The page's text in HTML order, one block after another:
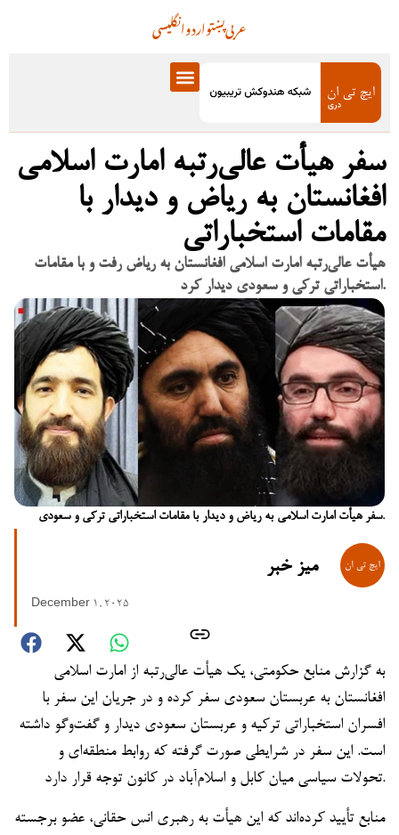
انگلیسیاردوپښتوعربی
سفر هیأت عالی‌رتبه امارت اسلامی
افغانستان به ریاض و دیدار با
مقامات استخباراتی
هیأت عالی‌رتبه امارت اسلامی افغانستان به ریاض رفت و با مقامات
استخباراتی ترکی و سعودی دیدار کرد.
سفر هیأت امارت اسلامی به ریاض و دیدار با مقامات استخباراتی ترکی و سعودی.
میز خبر
December 1, 2025
به گزارش منابع حکومتی، یک هیأت عالی‌رتبه از امارت اسلامی
افغانستان به عربستان سعودی سفر کرده و در جریان این سفر با
افسران استخباراتی ترکیه و عربستان سعودی دیدار و گفت‌وگو داشته
است. این سفر در شرایطی صورت گرفته که روابط منطقه‌ای و
تحولات سیاسی میان کابل و اسلام‌آباد در کانون توجه قرار دارد.
منابع تأیید کرده‌اند که این هیأت به رهبری انس حقانی، عضو برجسته